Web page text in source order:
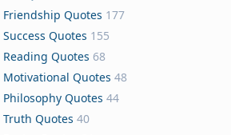
Friendship Quotes 177
Success Quotes 155
Reading Quotes 68
Motivational Quotes 48
Philosophy Quotes 44
Truth Quotes 40